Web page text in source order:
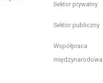
Sektor prywatny
Sektor publiczny
Współpraca
międzynarodowa